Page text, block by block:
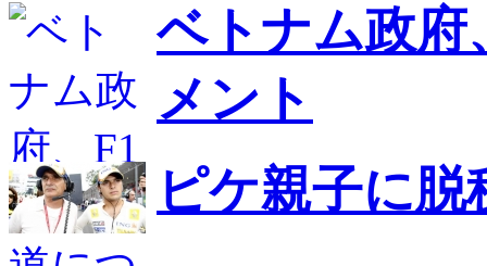
ベトナム政府
メント
ピケ親子に脱